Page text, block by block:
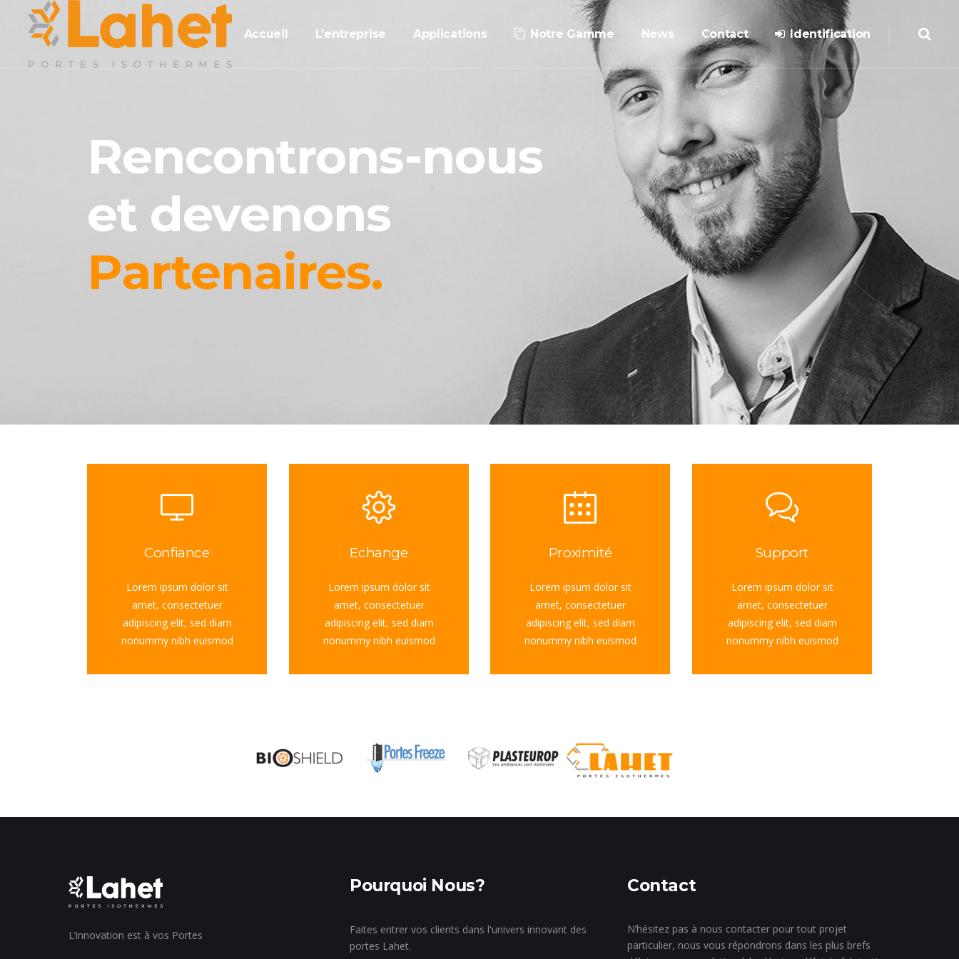
Accueil L’entreprise Applications Notre Gamme News Contact Identification
Rencontrons-nous
et devenons
Partenaires.
Confiance
Lorem ipsum dolor sit
amet, consectetuer
adipiscing elit, sed diam
nonummy nibh euismod
Echange
Lorem ipsum dolor sit
amet, consectetuer
adipiscing elit, sed diam
nonummy nibh euismod
Proximité
Lorem ipsum dolor sit
amet, consectetuer
adipiscing elit, sed diam
nonummy nibh euismod
Support
Lorem ipsum dolor sit
amet, consectetuer
adipiscing elit, sed diam
nonummy nibh euismod
L’innovation est à vos Portes
Pourquoi Nous?
Faites entrer vos clients dans l'univers innovant des
portes Lahet.
Contact
N’hésitez pas à nous contacter pour tout projet
particulier, nous vous répondrons dans les plus brefs